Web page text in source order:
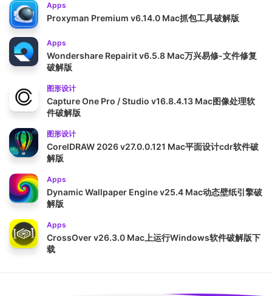
Apps
Proxyman Premium v6.14.0 Mac抓包工具破解版
Apps
Wondershare Repairit v6.5.8 Mac万兴易修-文件修复
破解版
图形设计
Capture One Pro / Studio v16.8.4.13 Mac图像处理软
件破解版
图形设计
CorelDRAW 2026 v27.0.0.121 Mac平面设计cdr软件破
解版
Apps
Dynamic Wallpaper Engine v25.4 Mac动态壁纸引擎破
解版
Apps
CrossOver v26.3.0 Mac上运行Windows软件破解版下
载